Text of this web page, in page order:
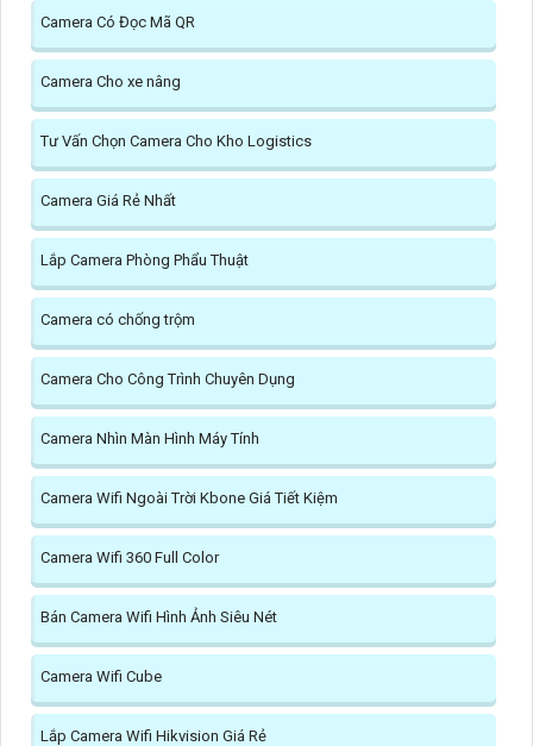
Camera Có Đọc Mã QR
Camera Cho xe nâng
Tư Vấn Chọn Camera Cho Kho Logistics
Camera Giá Rẻ Nhất
Lắp Camera Phòng Phẩu Thuật
Camera có chống trộm
Camera Cho Công Trình Chuyên Dụng
Camera Nhìn Màn Hình Máy Tính
Camera Wifi Ngoài Trời Kbone Giá Tiết Kiệm
Camera Wifi 360 Full Color
Bán Camera Wifi Hình Ảnh Siêu Nét
Camera Wifi Cube
Lắp Camera Wifi Hikvision Giá Rẻ